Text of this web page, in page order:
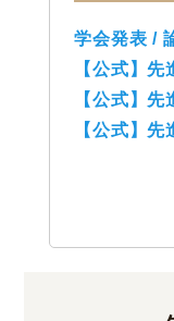
学会発表 /
【公式】
【公式】
【公式】